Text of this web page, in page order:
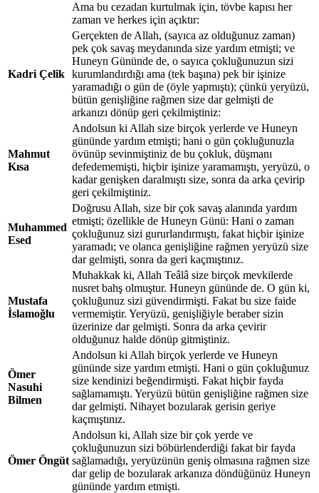
Ama bu cezadan kurtulmak için, tövbe kapısı her
zaman ve herkes için açıktır:
Kadri Çelik
Gerçekten de Allah, (sayıca az olduğunuz zaman)
pek çok savaş meydanında size yardım etmişti; ve
Huneyn Gününde de, o sayıca çokluğunuzun sizi
kurumlandırdığı ama (tek başına) pek bir işinize
yaramadığı o gün de (öyle yapmıştı); çünkü yeryüzü,
bütün genişliğine rağmen size dar gelmişti de
arkanızı dönüp geri çekilmiştiniz:
Mahmut
Kısa
Andolsun ki Allah size birçok yerlerde ve Huneyn
gününde yardım etmişti; hani o gün çokluğunuzla
övünüp sevinmiştiniz de bu çokluk, düşmanı
defedememişti, hiçbir işinize yaramamıştı, yeryüzü, o
kadar genişken daralmıştı size, sonra da arka çevirip
geri çekilmiştiniz.
Muhammed
Esed
Doğrusu Allah, size bir çok savaş alanında yardım
etmişti; özellikle de Huneyn Günü: Hani o zaman
çokluğunuz sizi gururlandırmıştı, fakat hiçbir işinize
yaramadı; ve olanca genişliğine rağmen yeryüzü size
dar gelmişti, sonra da geri kaçmıştınız.
Mustafa
İslamoğlu
Muhakkak ki, Allah Teâlâ size birçok mevkilerde
nusret bahş olmuştur. Huneyn gününde de. O gün ki,
çokluğunuz sizi güvendirmişti. Fakat bu size faide
vermemiştir. Yeryüzü, genişliğiyle beraber sizin
üzerinize dar gelmişti. Sonra da arka çevirir
olduğunuz halde dönüp gitmiştiniz.
Ömer
Nasuhi
Bilmen
Andolsun ki Allah birçok yerlerde ve Huneyn
gününde size yardım etmişti. Hani o gün çokluğunuz
size kendinizi beğendirmişti. Fakat hiçbir fayda
sağlamamıştı. Yeryüzü bütün genişliğine rağmen size
dar gelmişti. Nihayet bozularak gerisin geriye
kaçmıştınız.
Ömer Öngüt
Andolsun ki, Allah size bir çok yerde ve
çokluğunuzun sizi böbürlenderdiği fakat bir fayda
sağlamadığı, yeryüzünün geniş olmasına rağmen size
dar gelip de bozularak arkanıza döndüğünüz Huneyn
gününde yardım etmişti.